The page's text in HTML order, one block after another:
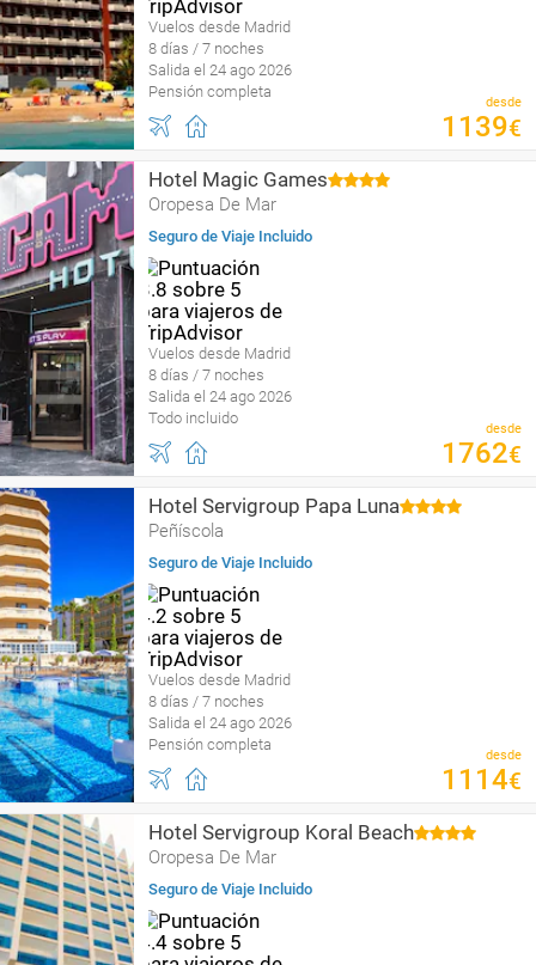
Vuelos desde Madrid
8 días / 7 noches
Salida el 24 ago 2026
Pensión completa
desde
1139€
Hotel Magic Games
Oropesa De Mar
Seguro de Viaje Incluido
Vuelos desde Madrid
8 días / 7 noches
Salida el 24 ago 2026
Todo incluido
desde
1762€
Hotel Servigroup Papa Luna
Peñíscola
Seguro de Viaje Incluido
Vuelos desde Madrid
8 días / 7 noches
Salida el 24 ago 2026
Pensión completa
desde
1114€
Hotel Servigroup Koral Beach
Oropesa De Mar
Seguro de Viaje Incluido